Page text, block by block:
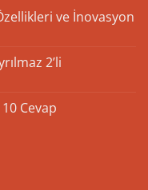
ve İnovasyon
2’li
Cevap